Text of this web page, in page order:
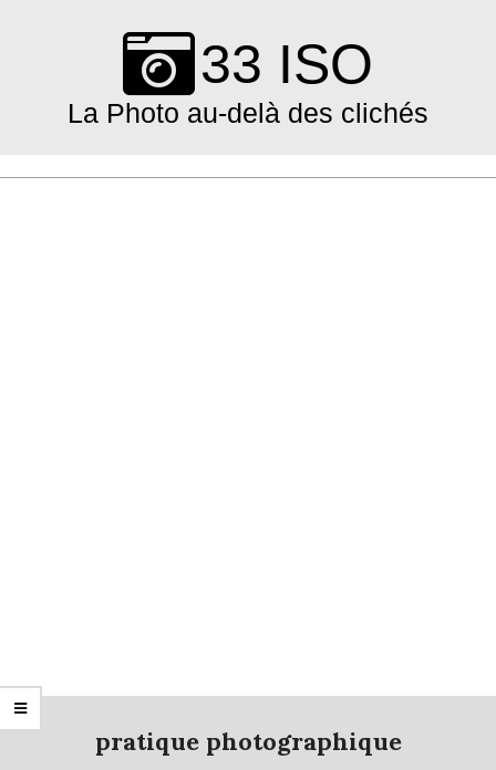
33 ISO
La Photo au-delà des clichés
Primary
pratique photographique